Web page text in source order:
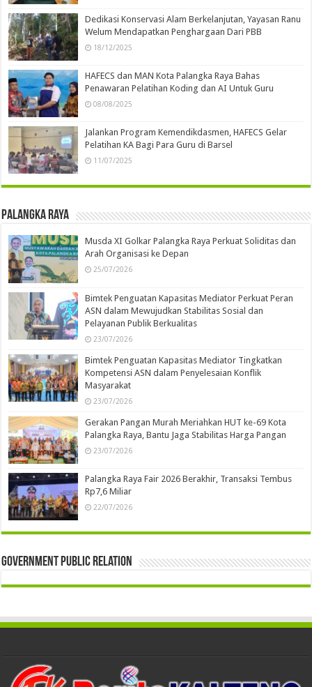
Dedikasi Konservasi Alam Berkelanjutan, Yayasan Ranu
Welum Mendapatkan Penghargaan Dari PBB
18/12/2025
HAFECS dan MAN Kota Palangka Raya Bahas
Penawaran Pelatihan Koding dan AI Untuk Guru
08/08/2025
Jalankan Program Kemendikdasmen, HAFECS Gelar
Pelatihan KA Bagi Para Guru di Barsel
11/07/2025
Palangka Raya
Musda XI Golkar Palangka Raya Perkuat Soliditas dan
Arah Organisasi ke Depan
25/07/2026
Bimtek Penguatan Kapasitas Mediator Perkuat Peran
ASN dalam Mewujudkan Stabilitas Sosial dan
Pelayanan Publik Berkualitas
23/07/2026
Bimtek Penguatan Kapasitas Mediator Tingkatkan
Kompetensi ASN dalam Penyelesaian Konflik
Masyarakat
23/07/2026
Gerakan Pangan Murah Meriahkan HUT ke-69 Kota
Palangka Raya, Bantu Jaga Stabilitas Harga Pangan
23/07/2026
Palangka Raya Fair 2026 Berakhir, Transaksi Tembus
Rp7,6 Miliar
22/07/2026
Government Public Relation